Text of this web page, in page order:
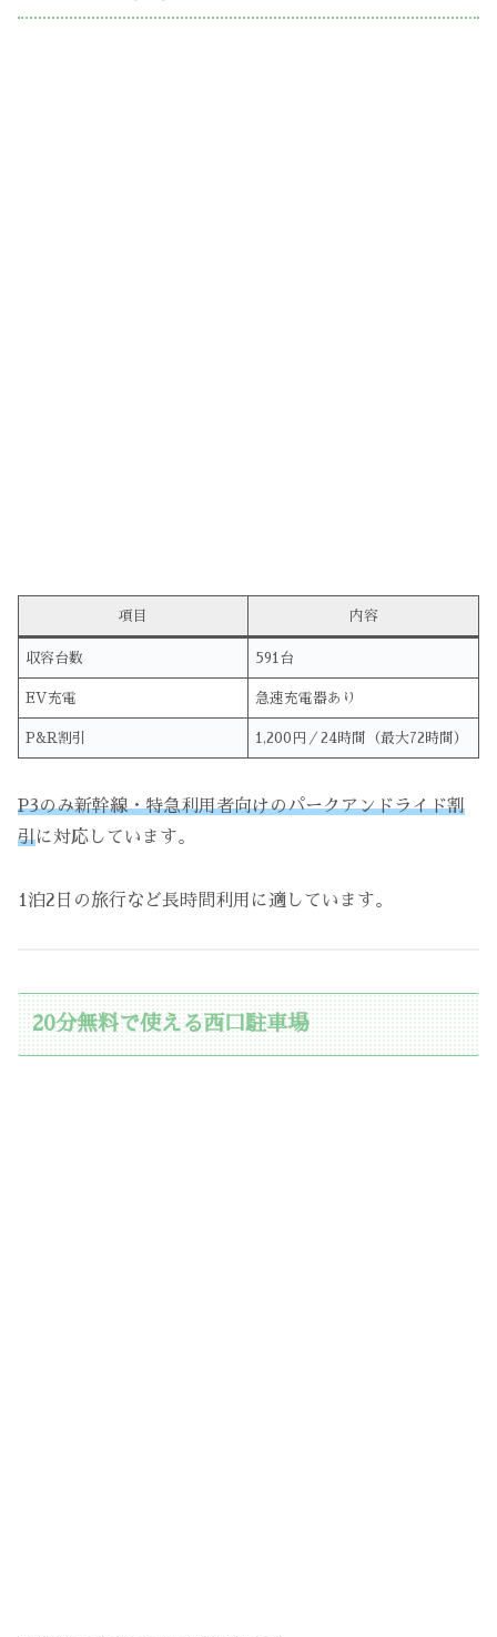
項目 内容
収容台数 591台
EV充電 急速充電器あり
P&R割引 1,200円／24時間（最大72時間）
P3のみ新幹線・特急利用者向けのパークアンドライド割
引に対応しています。
1泊2日の旅行など長時間利用に適しています。
20分無料で使える西口駐車場